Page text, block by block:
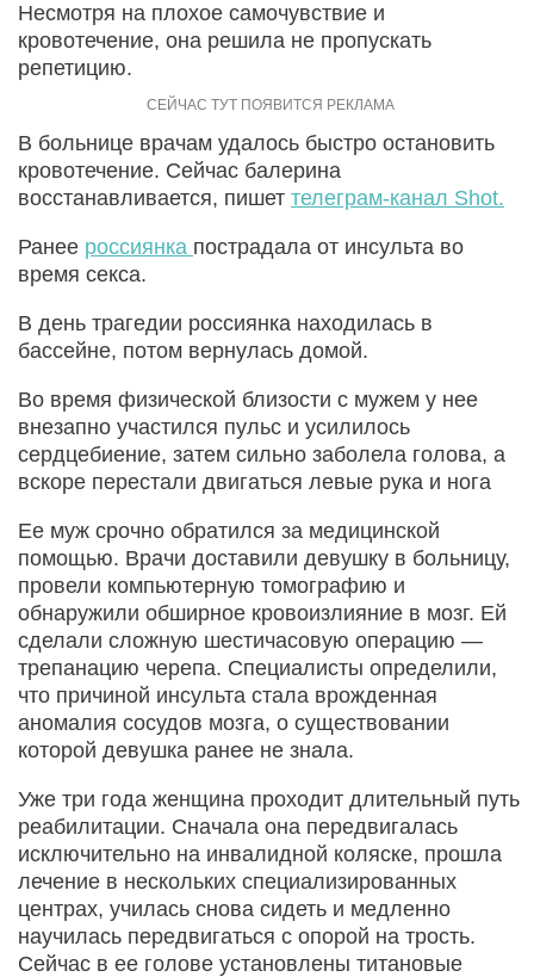
Несмотря на плохое самочувствие и
кровотечение, она решила не пропускать
репетицию.
В больнице врачам удалось быстро остановить
кровотечение. Сейчас балерина
восстанавливается, пишет телеграм-канал Shot.
Ранее россиянка пострадала от инсульта во
время секса.
В день трагедии россиянка находилась в
бассейне, потом вернулась домой.
Во время физической близости с мужем у нее
внезапно участился пульс и усилилось
сердцебиение, затем сильно заболела голова, а
вскоре перестали двигаться левые рука и нога
Ее муж срочно обратился за медицинской
помощью. Врачи доставили девушку в больницу,
провели компьютерную томографию и
обнаружили обширное кровоизлияние в мозг. Ей
сделали сложную шестичасовую операцию —
трепанацию черепа. Специалисты определили,
что причиной инсульта стала врожденная
аномалия сосудов мозга, о существовании
которой девушка ранее не знала.
Уже три года женщина проходит длительный путь
реабилитации. Сначала она передвигалась
исключительно на инвалидной коляске, прошла
лечение в нескольких специализированных
центрах, училась снова сидеть и медленно
научилась передвигаться с опорой на трость.
Сейчас в ее голове установлены титановые